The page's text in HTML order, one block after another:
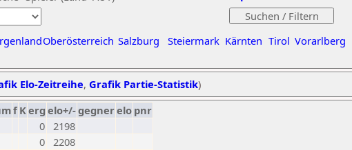
Oberösterreich Salzburg Steiermark Kärnten Tirol Vorarlberg
Elo-Zeitreihe, Grafik Partie-Statistik)
f Kerg elo+/-gegnerelo pnr
0 2198
0 2208